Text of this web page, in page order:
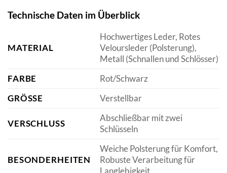
Technische Daten im Überblick
MATERIAL
Hochwertiges Leder, Rotes
Veloursleder (Polsterung),
Metall (Schnallen und Schlösser)
FARBE
Rot/Schwarz
GRÖSSE
Verstellbar
VERSCHLUSS
Abschließbar mit zwei
Schlüsseln
BESONDERHEITEN
Weiche Polsterung für Komfort,
Robuste Verarbeitung für
Langlebigkeit